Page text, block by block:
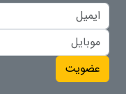
عضویت